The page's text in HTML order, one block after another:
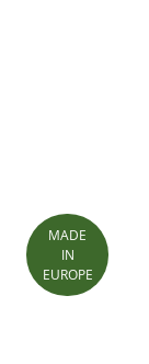
MADE
IN
EUROPE